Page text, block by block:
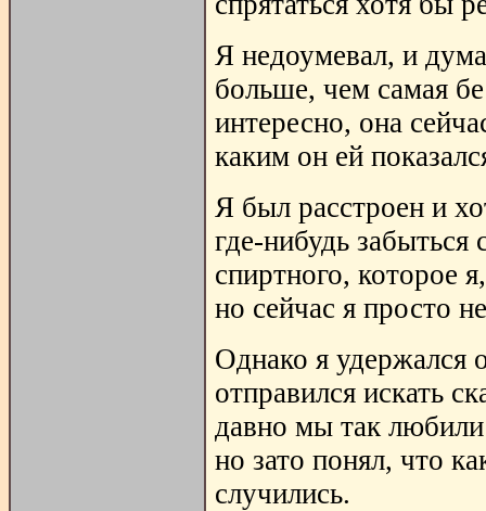
Я недоумевал, и
больше, чем самая
интересно, она
каким он ей
Я был расстроен и
где-нибудь забыться
спиртного, которое
но сейчас я просто
Однако я удержался
отправился искать
давно мы так
но зато понял, что
случились.